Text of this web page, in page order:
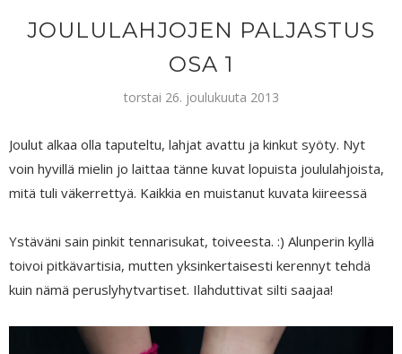
JOULULAHJOJEN PALJASTUS
OSA 1
torstai 26. joulukuuta 2013
Joulut alkaa olla taputeltu, lahjat avattu ja kinkut syöty. Nyt
voin hyvillä mielin jo laittaa tänne kuvat lopuista joululahjoista,
mitä tuli väkerrettyä. Kaikkia en muistanut kuvata kiireessä
Ystäväni sain pinkit tennarisukat, toiveesta. :) Alunperin kyllä
toivoi pitkävartisia, mutten yksinkertaisesti kerennyt tehdä
kuin nämä peruslyhytvartiset. Ilahduttivat silti saajaa!